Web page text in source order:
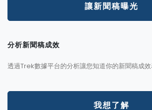
讓新聞稿曝光
分析新聞稿成效
透過Trek數據平台的分析讓您知道你的新聞稿成效
我想了解